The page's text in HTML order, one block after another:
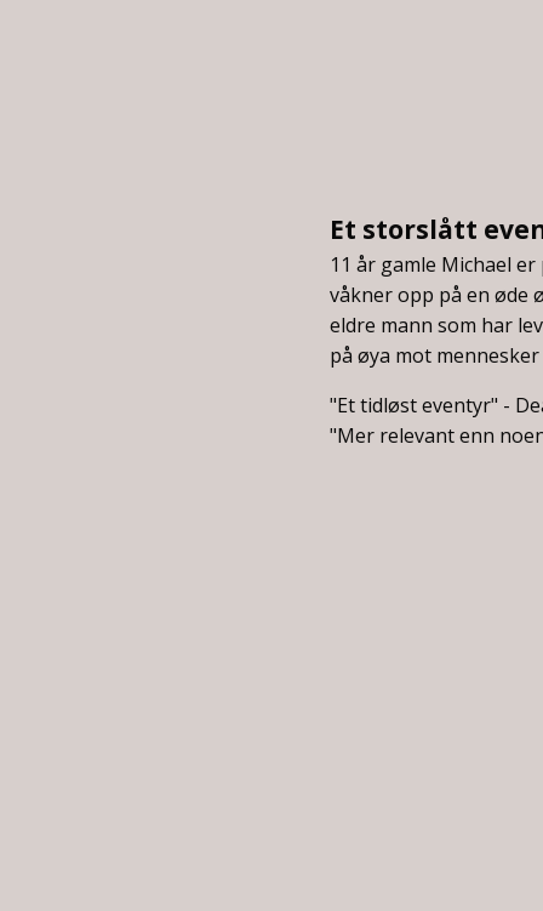
Et storslått
11 år gamle Michael
våkner opp på en øde
eldre mann som har
på øya mot
"Et tidløst eventyr" -
"Mer relevant enn